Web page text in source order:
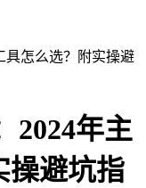
具怎么选？附实操避
2024年主
操避坑指